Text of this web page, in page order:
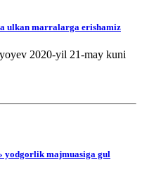
ulkan marralarga erishamiz
2020-yil 21-may kuni
yodgorlik majmuasiga gul